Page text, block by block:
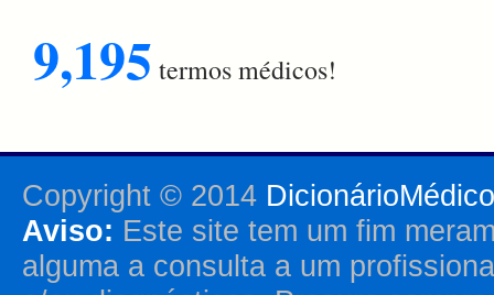
9,195 termos médicos!
Copyright © 2014
Aviso: Este site tem um fim
alguma a consulta a um